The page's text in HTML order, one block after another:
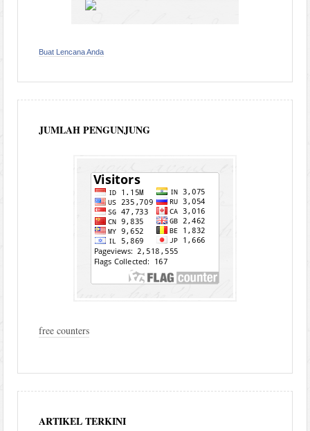
Buat Lencana Anda
JUMLAH PENGUNJUNG
free counters
ARTIKEL TERKINI